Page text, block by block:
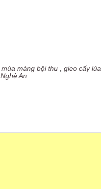
mùa màng bội thu gieo cấy lúa
Nghệ An